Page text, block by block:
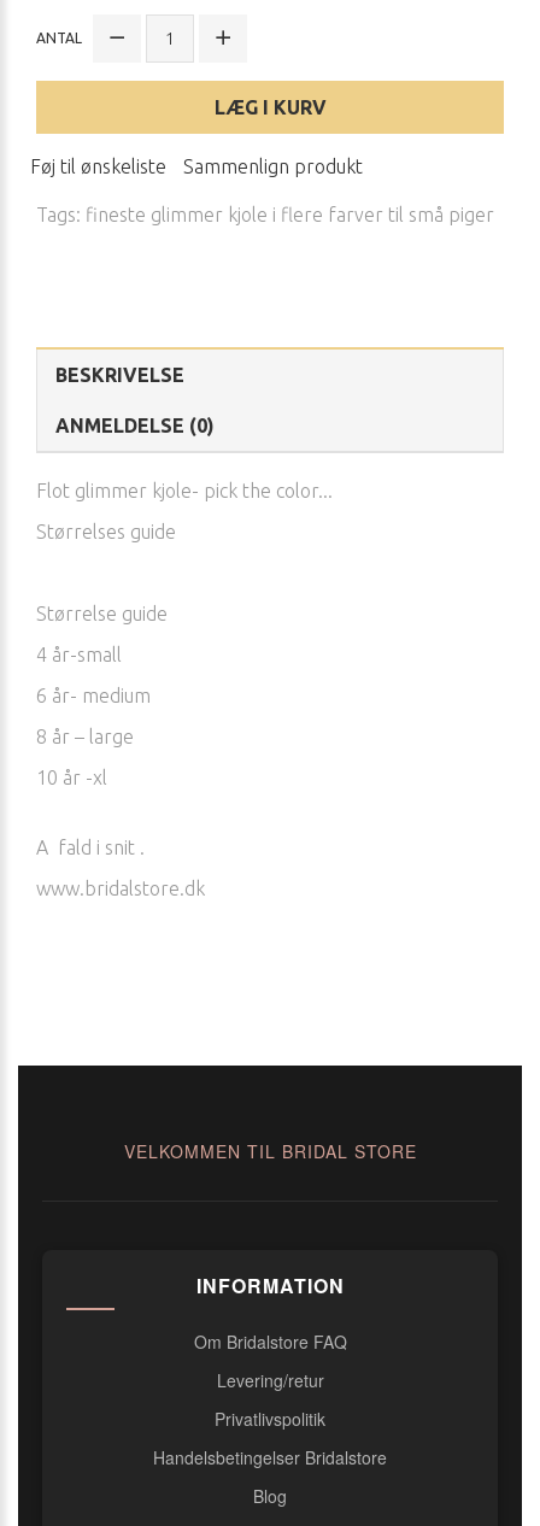
ANTAL
LÆG I KURV
Føj til ønskeliste Sammenlign produkt
Tags: fineste glimmer kjole i flere farver til små piger
BESKRIVELSE
ANMELDELSE (0)
Flot glimmer kjole- pick the color...
Størrelses guide
Størrelse guide
4 år-small
6 år- medium
8 år – large
10 år -xl
A fald i snit .
www.bridalstore.dk
VELKOMMEN TIL BRIDAL STORE
INFORMATION
Om Bridalstore FAQ
Levering/retur
Privatlivspolitik
Handelsbetingelser Bridalstore
Blog